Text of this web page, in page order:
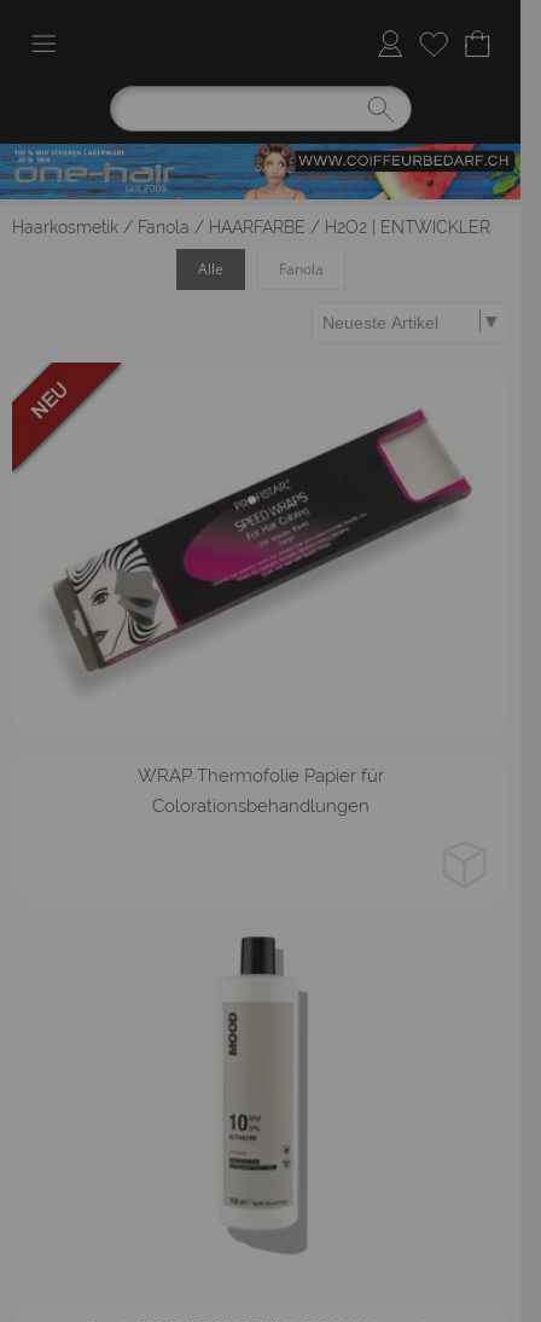
Haarkosmetik / Fanola / HAARFARBE / H2O2 | ENTWICKLER
Alle Fanola
25cm
WRAP Thermofolie Papier für
Colorationsbehandlungen